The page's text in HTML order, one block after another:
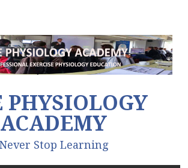
PHYSIOLOGY
ACADEMY
Never Stop Learning